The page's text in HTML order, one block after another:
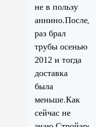
не в пользу
раз брал
трубы осенью
2012 и тогда
доставка
была
меньше.Как
сейчас не